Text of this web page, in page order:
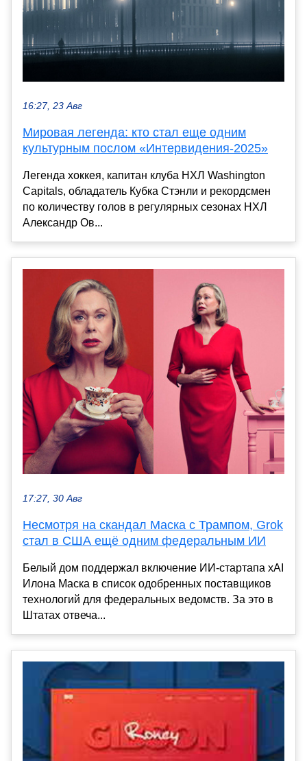
16:27, 23 Авг
Мировая легенда: кто стал еще одним
культурным послом «Интервидения-2025»
Легенда хоккея, капитан клуба НХЛ Washington
Capitals, обладатель Кубка Стэнли и рекордсмен
по количеству голов в регулярных сезонах НХЛ
Александр Ов...
17:27, 30 Авг
Несмотря на скандал Маска с Трампом, Grok
стал в США ещё одним федеральным ИИ
Белый дом поддержал включение ИИ-стартапа xAI
Илона Маска в список одобренных поставщиков
технологий для федеральных ведомств. За это в
Штатах отвеча...